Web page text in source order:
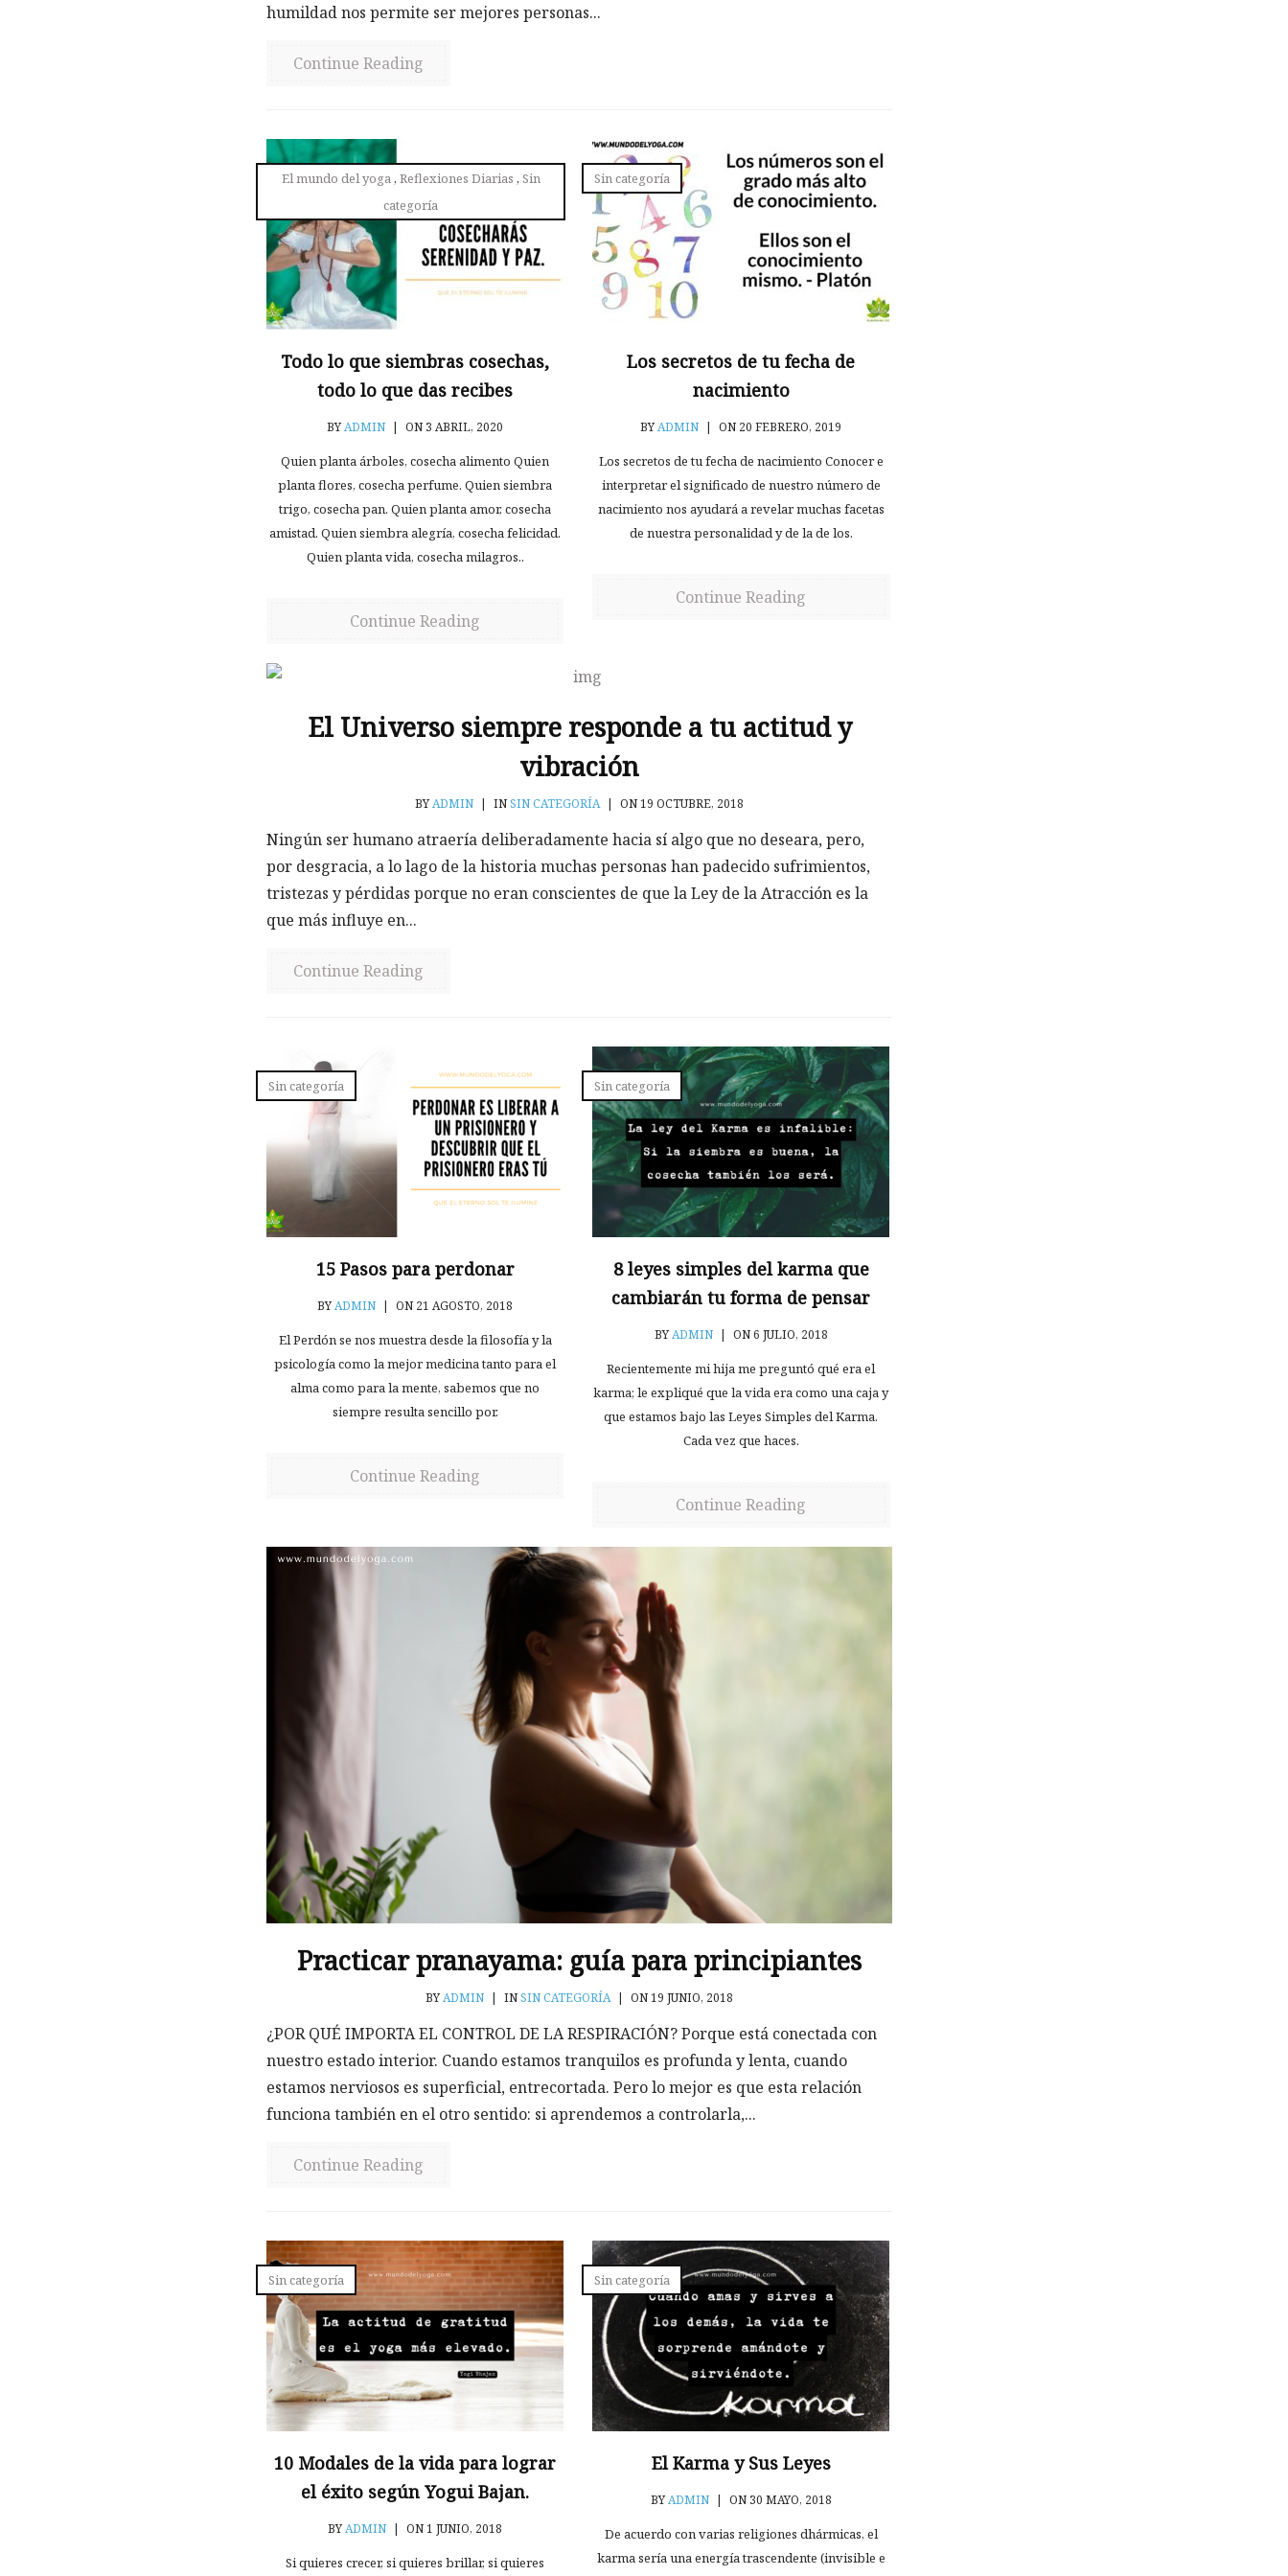
humildad nos permite ser mejores personas...
Continue Reading
El mundo del yoga, Reflexiones Diarias , Sin
categoría
Todo lo que siembras cosechas,
todo lo que das recibes
BYADMIN | ON 3 ABRIL, 2020
Quien planta árboles, cosecha alimento Quien
planta flores, cosecha perfume. Quien siembra
trigo, cosecha pan. Quien planta amor, cosecha
amistad. Quien siembra alegría, cosecha felicidad.
Quien planta vida, cosecha milagros..
Continue Reading
Sin categoría
Los secretos de tu fecha de
nacimiento
BYADMIN | ON 20 FEBRERO, 2019
Los secretos de tu fecha de nacimiento Conocer e
interpretar el significado de nuestro número de
nacimiento nos ayudará a revelar muchas facetas
de nuestra personalidad y de la de los.
Continue Reading
El Universo siempre responde a tu actitud y
vibración
BYADMIN | INSIN CATEGORÍA | ON 19 OCTUBRE, 2018
Ningún ser humano atraería deliberadamente hacia sí algo que no deseara, pero,
por desgracia, a lo lago de la historia muchas personas han padecido sufrimientos,
tristezas y pérdidas porque no eran conscientes de que la Ley de la Atracción es la
que más influye en...
Continue Reading
Sin categoría
15 Pasos para perdonar
BYADMIN | ON 21 AGOSTO, 2018
El Perdón se nos muestra desde la filosofía y la
psicología como la mejor medicina tanto para el
alma como para la mente, sabemos que no
siempre resulta sencillo por.
Continue Reading
Sin categoría
8 leyes simples del karma que
cambiarán tu forma de pensar
BYADMIN | ON 6 JULIO, 2018
Recientemente mi hija me preguntó qué era el
karma; le expliqué que la vida era como una caja y
que estamos bajo las Leyes Simples del Karma.
Cada vez que haces.
Continue Reading
Practicar pranayama: guía para principiantes
BYADMIN | INSIN CATEGORÍA | ON 19 JUNIO, 2018
¿POR QUÉ IMPORTA EL CONTROL DE LA RESPIRACIÓN? Porque está conectada con
nuestro estado interior. Cuando estamos tranquilos es profunda y lenta, cuando
estamos nerviosos es superficial, entrecortada. Pero lo mejor es que esta relación
funciona también en el otro sentido: si aprendemos a controlarla,...
Continue Reading
Sin categoría
10 Modales de la vida para lograr
el éxito según Yogui Bajan.
BYADMIN | ON 1 JUNIO, 2018
Si quieres crecer, si quieres brillar, si quieres
Sin categoría
El Karma y Sus Leyes
BYADMIN | ON 30 MAYO, 2018
De acuerdo con varias religiones dhármicas, el
karma sería una energía trascendente (invisible e